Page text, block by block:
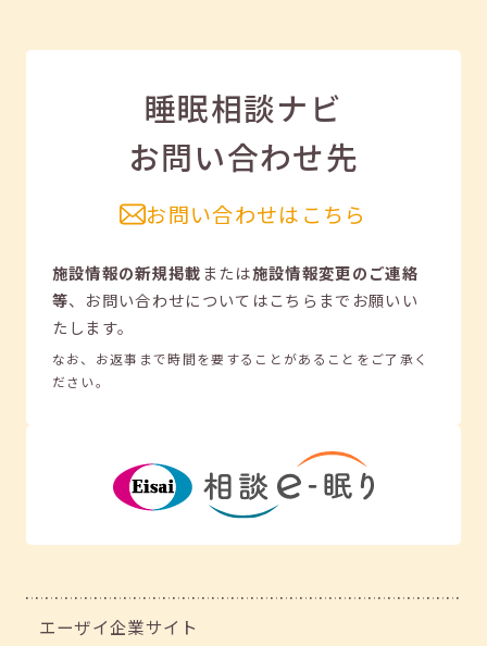
睡眠相談ナビ
お問い合わせ先
お問い合わせはこちら
施設情報の新規掲載または施設情報変更のご連絡
等、 お問い合わせについてはこちらまでお願いい
たします。
なお、お返事まで時間を要することがあることをご了承く
ださい。
エーザイ企業サイト